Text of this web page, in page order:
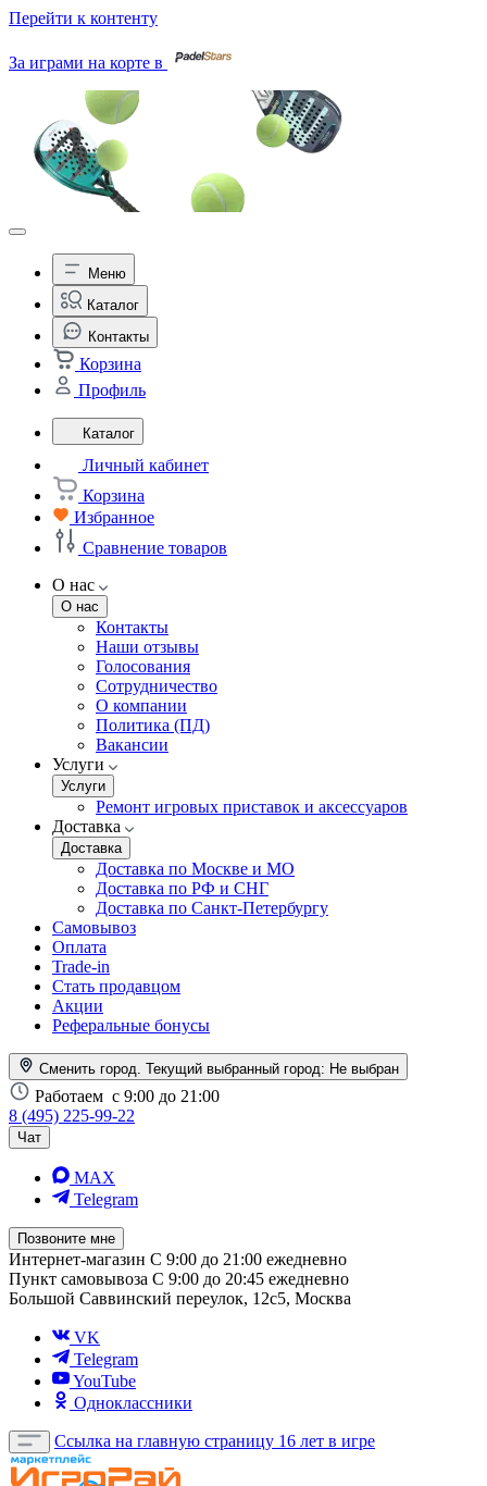
Перейти к контенту
За играми на корте в
Меню
Каталог
Контакты
Корзина
Профиль
Каталог
Личный кабинет
Корзина
Избранное
Сравнение товаров
О нас
О нас
Контакты
Наши отзывы
Голосования
Сотрудничество
О компании
Политика (ПД)
Вакансии
Услуги
Услуги
Ремонт игровых приставок и аксессуаров
Доставка
Доставка
Доставка по Москве и МО
Доставка по РФ и СНГ
Доставка по Санкт-Петербургу
Самовывоз
Оплата
Trade-in
Стать продавцом
Акции
Реферальные бонусы
Сменить город. Текущий выбранный город: Не выбран
Работаем с 9:00 до 21:00
8 (495) 225-99-22
Чат
MAX
Telegram
Позвоните мне
Интернет-магазин С 9:00 до 21:00 ежедневно
Пункт самовывоза С 9:00 до 20:45 ежедневно
Большой Саввинский переулок, 12с5, Москва
VK
Telegram
YouTube
Одноклассники
Ссылка на главную страницу 16 лет в игре